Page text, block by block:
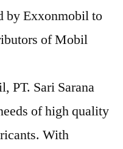
by Exxonmobil to
of Mobil
PT. Sari Sarana
of high quality
With